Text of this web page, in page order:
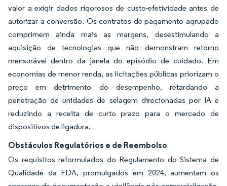
valor a exigir dados rigorosos de custo-efetividade antes de
autorizar a conversão. Os contratos de pagamento agrupado
comprimem ainda mais as margens, desestimulando a
aquisição de tecnologias que não demonstram retorno
mensurável dentro da janela do episódio de cuidado. Em
economias de menor renda, as licitações públicas priorizam o
preço em detrimento do desempenho, retardando a
penetração de unidades de selagem direcionadas por IA e
reduzindo a receita de curto prazo para o mercado de
dispositivos de ligadura.
Obstáculos Regulatórios e de Reembolso
Os requisitos reformulados do Regulamento do Sistema de
Qualidade da FDA, promulgados em 2024, aumentam os